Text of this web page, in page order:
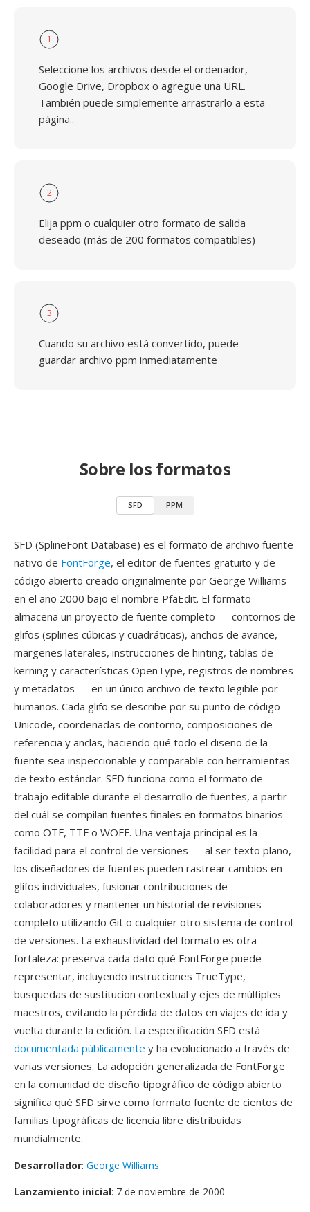
1
Seleccione los archivos desde el ordenador,
Google Drive, Dropbox o agregue una URL.
También puede simplemente arrastrarlo a esta
página..
2
Elija ppm o cualquier otro formato de salida
deseado (más de 200 formatos compatibles)
3
Cuando su archivo está convertido, puede
guardar archivo ppm inmediatamente
Sobre los formatos
SFD PPM
SFD (SplineFont Database) es el formato de archivo fuente
nativo de FontForge, el editor de fuentes gratuito y de
código abierto creado originalmente por George Williams
en el ano 2000 bajo el nombre PfaEdit. El formato
almacena un proyecto de fuente completo — contornos de
glifos (splines cúbicas y cuadráticas), anchos de avance,
margenes laterales, instrucciones de hinting, tablas de
kerning y características OpenType, registros de nombres
y metadatos — en un único archivo de texto legible por
humanos. Cada glifo se describe por su punto de código
Unicode, coordenadas de contorno, composiciones de
referencia y anclas, haciendo qué todo el diseño de la
fuente sea inspeccionable y comparable con herramientas
de texto estándar. SFD funciona como el formato de
trabajo editable durante el desarrollo de fuentes, a partir
del cuál se compilan fuentes finales en formatos binarios
como OTF, TTF o WOFF. Una ventaja principal es la
facilidad para el control de versiones — al ser texto plano,
los diseñadores de fuentes pueden rastrear cambios en
glifos individuales, fusionar contribuciones de
colaboradores y mantener un historial de revisiones
completo utilizando Git o cualquier otro sistema de control
de versiones. La exhaustividad del formato es otra
fortaleza: preserva cada dato qué FontForge puede
representar, incluyendo instrucciones TrueType,
busquedas de sustitucion contextual y ejes de múltiples
maestros, evitando la pérdida de datos en viajes de ida y
vuelta durante la edición. La especificación SFD está
documentada públicamente y ha evolucionado a través de
varias versiones. La adopción generalizada de FontForge
en la comunidad de diseño tipográfico de código abierto
significa qué SFD sirve como formato fuente de cientos de
familias tipográficas de licencia libre distribuidas
mundialmente.
Desarrollador: George Williams
Lanzamiento inicial: 7 de noviembre de 2000